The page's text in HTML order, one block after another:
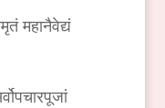
महानैवेद्यं